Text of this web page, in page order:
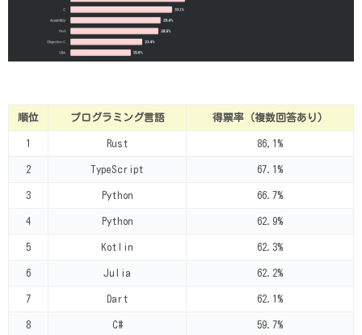
順位 プログラミング言語 得票率（複数回答あり）
1 Rust 86,1%
2 TypeScript 67.1%
3 Python 66.7%
4 Python 62.9%
5 Kotlin 62.3%
6 Julia 62.2%
7 Dart 62.1%
8 C# 59.7%